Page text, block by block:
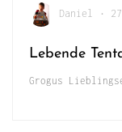
Daniel •
Lebende
Grogus